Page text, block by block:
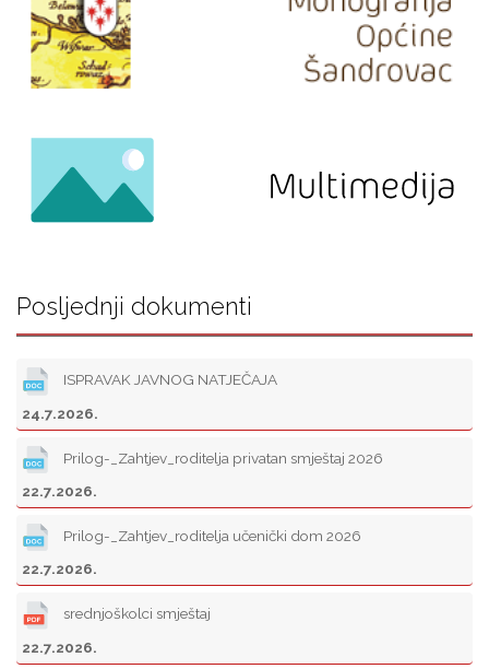
Posljednji dokumenti
ISPRAVAK JAVNOG NATJEČAJA
24.7.2026.
Prilog-_Zahtjev_roditelja privatan smještaj 2026
22.7.2026.
Prilog-_Zahtjev_roditelja učenički dom 2026
22.7.2026.
srednjoškolci smještaj
22.7.2026.